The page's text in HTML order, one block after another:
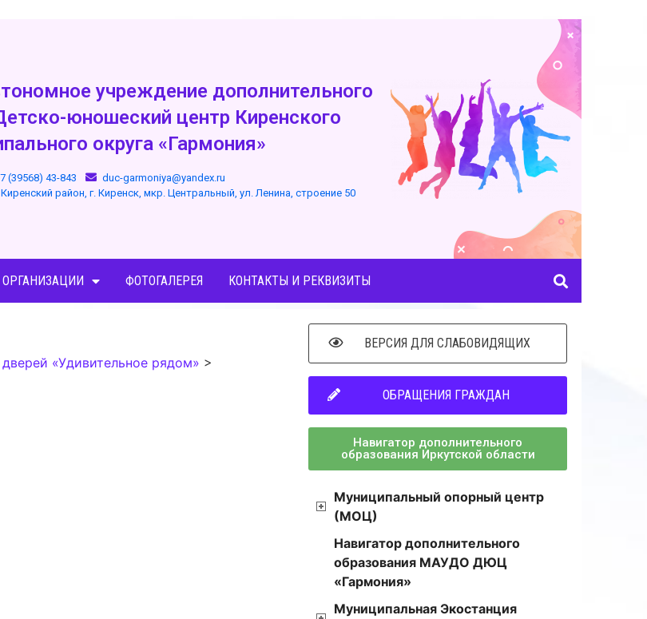
учреждение дополнительного
юношеский центр Киренского
округа «Гармония»
(39568) 43-843
duc-garmoniya@yandex.ru
район, г. Киренск, мкр. Центральный, ул. Ленина, строение 50
ФОТОГАЛЕРЕЯ КОНТАКТЫ И РЕКВИЗИТЫ
«Удивительное рядом» >
ВЕРСИЯ ДЛЯ СЛАБОВИДЯЩИХ
ОБРАЩЕНИЯ ГРАЖДАН
Навигатор дополнительного
образования Иркутской области
Муниципальный опорный центр
(МОЦ)
Навигатор дополнительного
образования МАУДО ДЮЦ
«Гармония»
Муниципальная Экостанция